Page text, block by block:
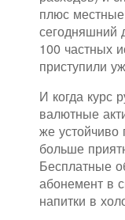
плюс
сегодняшний
100 частных
приступили
И когда курс
валютные
же
больше
Бесплатные
абонемент в
напитки в